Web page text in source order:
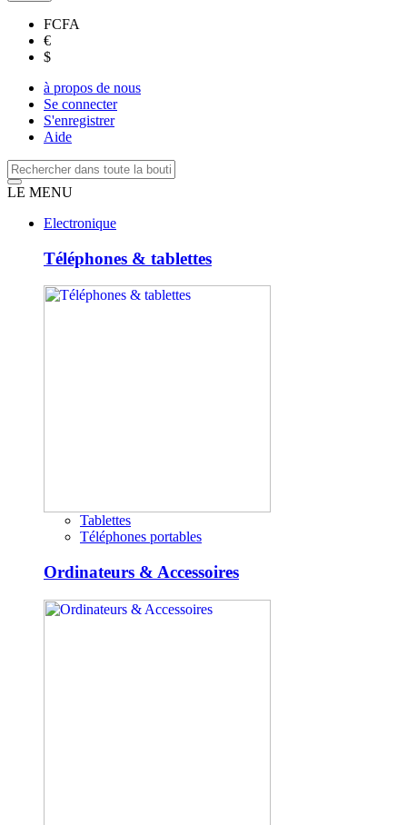
FCFA
€
$
à propos de nous
Se connecter
S'enregistrer
Aide
LE MENU
Electronique
Téléphones & tablettes
Tablettes
Téléphones portables
Ordinateurs & Accessoires